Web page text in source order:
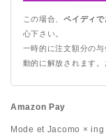
この場合、ペイディ
心下さい。
一時的に注文額分の
動的に解放されます。
Amazon Pay
Mode et Jacomo × ing